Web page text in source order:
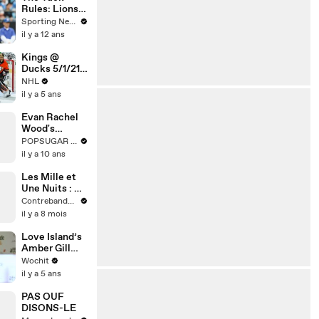
Rules: Lions
Calvin
Johnson and
Green injuries
are significant
Sporting News
il y a 12 ans
Kings @
Ducks 5/1/21 |
NHL
Highlights
NHL
il y a 5 ans
Evan Rachel
Wood's
Androgynous
Style Sends a
Message
POPSUGAR Fashion
il y a 10 ans
Les Mille et
Une Nuits : Le
Livre
Mythique Qui
Cliffhanger et
le Binge-
Watching
Avant Netflix
Contrebande Films
il y a 8 mois
Love Island’s
Amber Gill
possibly
double dated
Grealish
Wochit
il y a 5 ans
PAS OUF
DISONS-LE